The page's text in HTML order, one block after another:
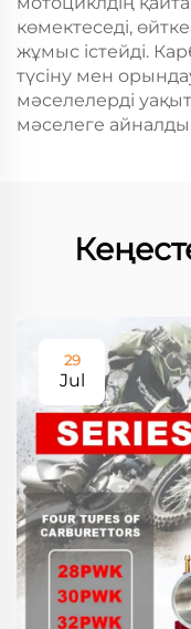
көмектеседі,
жұмыс істейді.
түсіну мен
мәселелерді
мәселеге
29
Jul